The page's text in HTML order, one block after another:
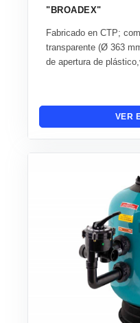
"BROADEX"
Fabricado en CTP;
transparente (Ø 363
de apertura de
VER